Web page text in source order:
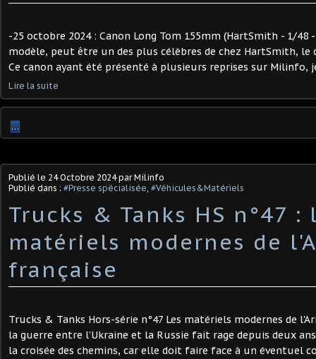
-25 octobre 2024 : Canon Long Tom 155mm (HartSmith - 1/48
modèle, peut être un des plus célèbres de chez HartSmith, le
Ce canon ayant été présenté à plusieurs reprises sur Milinfo,
Lire la suite
…
Publié le 24 Octobre 2024par Milinfo
Publié dans : #Presse spécialisée, #Véhicules&Matériels
Trucks & Tanks HS n°47 :
matériels modernes de
française ​
Trucks & Tanks Hors-série n°47 Les matériels modernes de
la guerre entre l’Ukraine et la Russie fait rage depuis deux
la croisée des chemins, car elle doit faire face à un éventuel